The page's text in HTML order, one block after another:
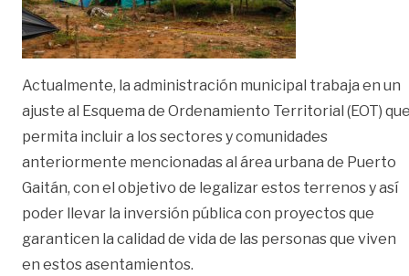
Actualmente, la administración municipal trabaja en un
ajuste al Esquema de Ordenamiento Territorial (EOT)
permita incluir a los sectores y comunidades
anteriormente mencionadas al área urbana de Puerto
Gaitán, con el objetivo de legalizar estos terrenos y así
poder llevar la inversión pública con proyectos que
garanticen la calidad de vida de las personas que viven
en estos asentamientos.